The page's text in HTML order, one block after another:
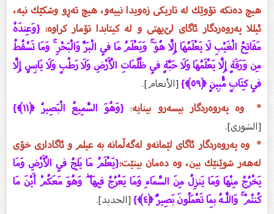
هیچ دەنكە تۆوێك لە تاریكی زەویدا نییەو، هیچ تەڕو وشكێك نیە،
ئیللا پەروەردگار ئاگای لێ‌یهتی و لە كیتابدا تۆمار كراوە:{وَعِندَهُ
مَفَاتِحُ الْغَيْبِ لَا يَعْلَمُهَا إِلَّا هُوَ ۚ وَيَعْلَمُ مَا فِي الْبَرِّ وَالْبَحْرِ ۚ وَمَا تَسْقُطُ
مِن وَرَقَةٍ إِلَّا يَعْلَمُهَا وَلَا حَبَّةٍ فِي ظُلُمَاتِ الْأَرْضِ وَلَا رَطْبٍ وَلَا يَابِسٍ إِلَّا
فِي كِتَابٍ مُّبِينٍ ﴿٥٩﴾}
[الأنعام].
* وە پەروەردگار بیسەرو بینایە:{وَهُوَ السَّمِيعُ الْبَصِيرُ ﴿١١﴾}
[الشورى].
* وە پەروەردگار ئاگای لێمانەو لەگەڵمانە بە عیلم و ئاگاداری خۆی
لەهەر شوێنێك بین، وە دەمان بینێت:{يَعْلَمُ مَا يَلِجُ فِي الْأَرْضِ وَمَا
يَخْرُجُ مِنْهَا وَمَا يَنزِلُ مِنَ السَّمَاءِ وَمَا يَعْرُجُ فِيهَا ۖ وَهُوَ مَعَكُمْ أَيْنَ مَا
كُنتُمْ ۚ وَاللَّـهُ بِمَا تَعْمَلُونَ بَصِيرٌ ﴿٤﴾}
[الحديد].